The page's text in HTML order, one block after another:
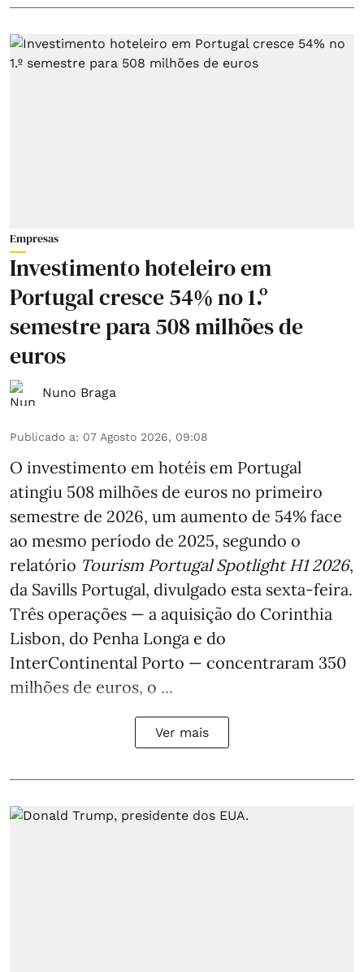
Empresas
Investimento hoteleiro em
Portugal cresce 54% no 1.º
semestre para 508 milhões de
euros
Nuno Braga
Publicado a: 07 Agosto 2026, 09:08
O investimento em hotéis em Portugal
atingiu 508 milhões de euros no primeiro
semestre de 2026, um aumento de 54% face
ao mesmo período de 2025, segundo o
relatório Tourism Portugal Spotlight H1 2026,
da Savills Portugal, divulgado esta sexta-feira.
Três operações — a aquisição do Corinthia
Lisbon, do Penha Longa e do
InterContinental Porto — concentraram 350
milhões de euros, o ...
Ver mais